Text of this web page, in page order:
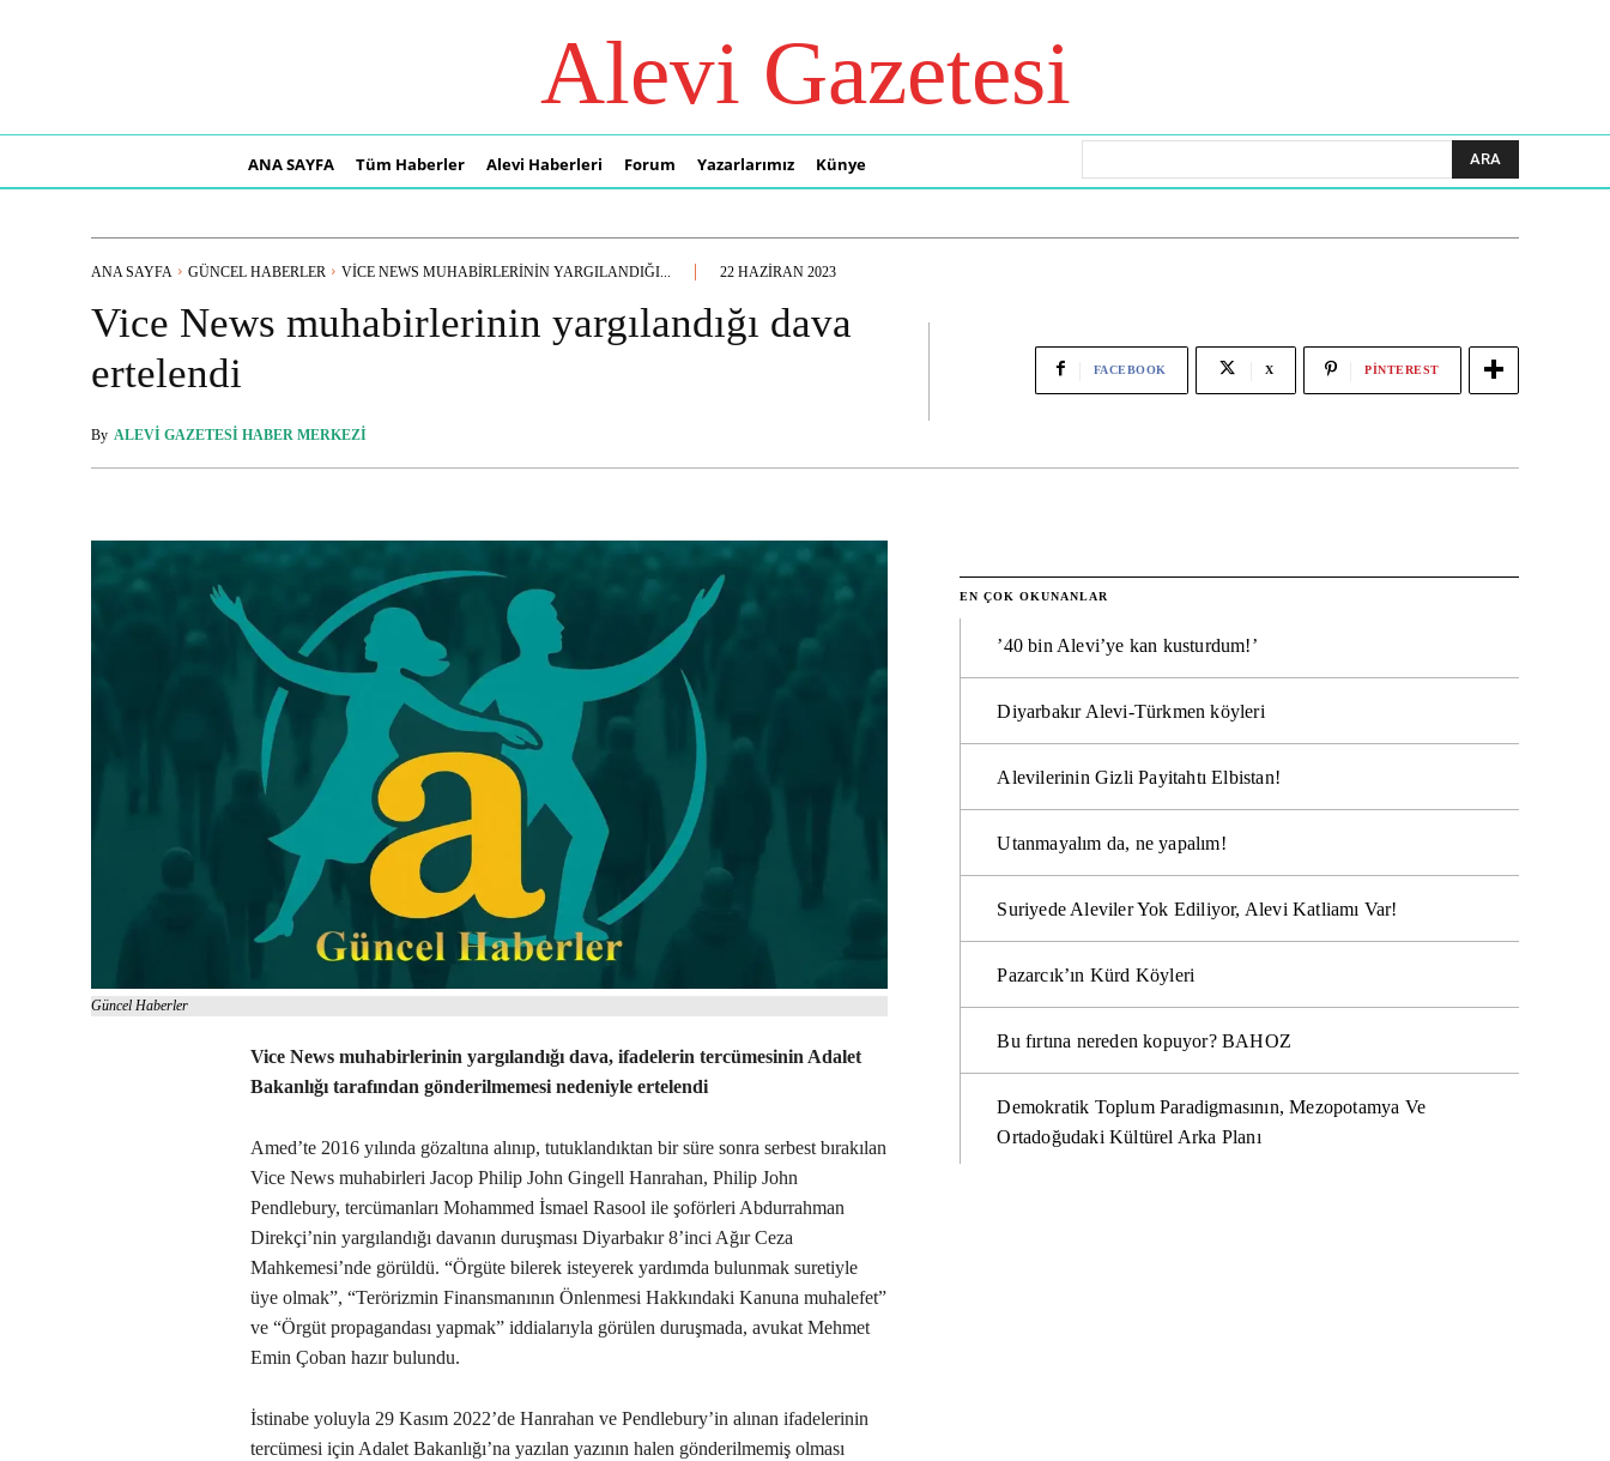
Alevi Gazetesi
ANA SAYFA Tüm Haberler Alevi Haberleri Forum Yazarlarımız Künye ARA
ANA SAYFA GÜNCEL HABERLER VICE NEWS MUHABIRLERININ YARGILANDIĞI... 22 HAZIRAN 2023
Vice News muhabirlerinin yargılandığı dava
ertelendi
By ALEVI GAZETESI HABER MERKEZI
FACEBOOK X PINTEREST
Güncel Haberler
Vice News muhabirlerinin yargılandığı dava, ifadelerin tercümesinin Adalet
Bakanlığı tarafından gönderilmemesi nedeniyle ertelendi
Amed’te 2016 yılında gözaltına alınıp, tutuklandıktan bir süre sonra serbest bırakılan
Vice News muhabirleri Jacop Philip John Gingell Hanrahan, Philip John
Pendlebury, tercümanları Mohammed İsmael Rasool ile şoförleri Abdurrahman
Direkçi’nin yargılandığı davanın duruşması Diyarbakır 8’inci Ağır Ceza
Mahkemesi’nde görüldü. “Örgüte bilerek isteyerek yardımda bulunmak suretiyle
üye olmak”, “Terörizmin Finansmanının Önlenmesi Hakkındaki Kanuna muhalefet”
ve “Örgüt propagandası yapmak” iddialarıyla görülen duruşmada, avukat Mehmet
Emin Çoban hazır bulundu.
İstinabe yoluyla 29 Kasım 2022’de Hanrahan ve Pendlebury’in alınan ifadelerinin
tercümesi için Adalet Bakanlığı’na yazılan yazının halen gönderilmemiş olması
EN ÇOK OKUNANLAR
’40 bin Alevi’ye kan kusturdum!’
Diyarbakır Alevi-Türkmen köyleri
Alevilerinin Gizli Payitahtı Elbistan!
Utanmayalım da, ne yapalım!
Suriyede Aleviler Yok Ediliyor, Alevi Katliamı Var!
Pazarcık’ın Kürd Köyleri
Bu fırtına nereden kopuyor? BAHOZ
Demokratik Toplum Paradigmasının, Mezopotamya Ve
Ortadoğudaki Kültürel Arka Planı